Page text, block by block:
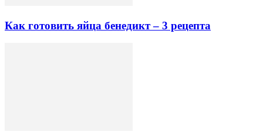
Как готовить яйца бенедикт – 3 рецепта